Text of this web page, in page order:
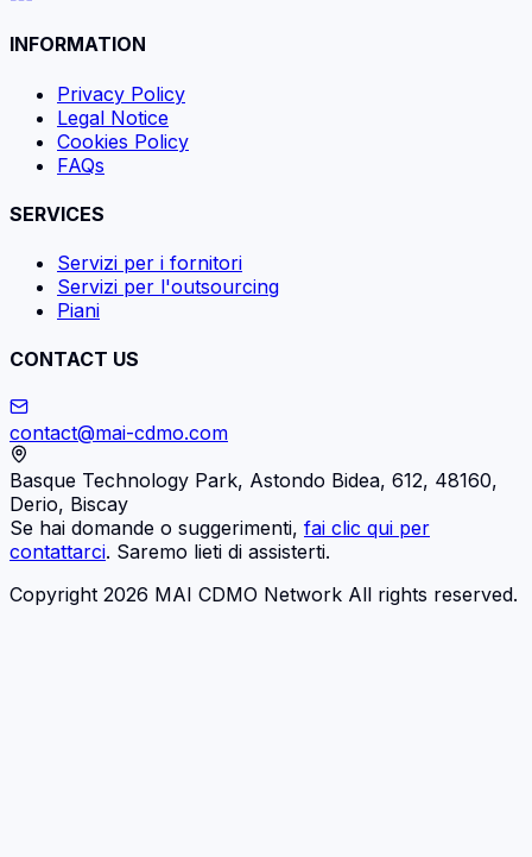
INFORMATION
Privacy Policy
Legal Notice
Cookies Policy
FAQs
SERVICES
Servizi per i fornitori
Servizi per l'outsourcing
Piani
CONTACT US
contact@mai-cdmo.com
Basque Technology Park, Astondo Bidea, 612, 48160,
Derio, Biscay
Se hai domande o suggerimenti, fai clic qui per
contattarci. Saremo lieti di assisterti.
Copyright 2026 MAI CDMO Network All rights reserved.